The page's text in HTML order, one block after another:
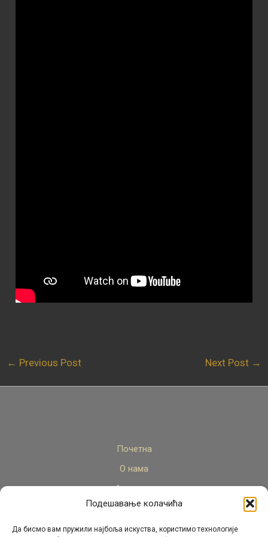
Подешавање колачића
Да бисмо вам пружили најбоља искуства, користимо технологије
← Previous Post Next Post →
Почетна
О нама
Актуелно
Стручни кадар
Пројекти